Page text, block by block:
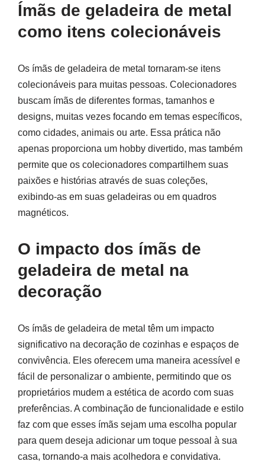
Ímãs de geladeira de metal
como itens colecionáveis
Os ímãs de geladeira de metal tornaram-se itens
colecionáveis para muitas pessoas. Colecionadores
buscam ímãs de diferentes formas, tamanhos e
designs, muitas vezes focando em temas específicos,
como cidades, animais ou arte. Essa prática não
apenas proporciona um hobby divertido, mas também
permite que os colecionadores compartilhem suas
paixões e histórias através de suas coleções,
exibindo-as em suas geladeiras ou em quadros
magnéticos.
O impacto dos ímãs de
geladeira de metal na
decoração
Os ímãs de geladeira de metal têm um impacto
significativo na decoração de cozinhas e espaços de
convivência. Eles oferecem uma maneira acessível e
fácil de personalizar o ambiente, permitindo que os
proprietários mudem a estética de acordo com suas
preferências. A combinação de funcionalidade e estilo
faz com que esses ímãs sejam uma escolha popular
para quem deseja adicionar um toque pessoal à sua
casa, tornando-a mais acolhedora e convidativa.